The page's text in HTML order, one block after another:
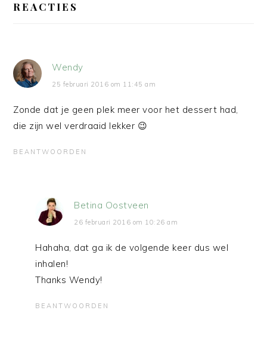
INTERACTIES
REACTIES
Wendy
25 februari 2016 om 11:45 am
Zonde dat je geen plek meer voor het dessert had,
die zijn wel verdraaid lekker 😉
BEANTWOORDEN
Betina Oostveen
26 februari 2016 om 10:26 am
Hahaha, dat ga ik de volgende keer dus wel
inhalen!
Thanks Wendy!
BEANTWOORDEN